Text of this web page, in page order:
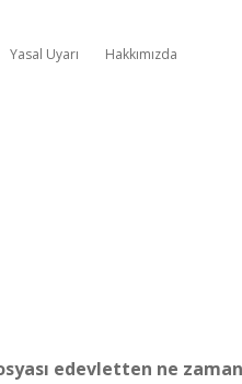
Yasal Uyarı Hakkımızda
edevletten ne